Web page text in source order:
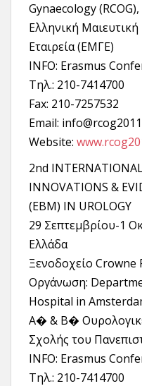
Gynaecology (RCOG),
Ελληνική Μαιευτική
Εταιρεία (ΕΜΓΕ)
INFO: Erasmus
Tηλ.: 210-7414700
Fax: 210-7257532
Email:
Website:
2nd
INNOVATIONS &
(EBM) IN UROLOGY
29 Σεπτεμβρίου-1
Ελλάδα
Ξενοδοχείο Crowne
Οργάνωση:
Hospital in
A� & B�
Σχολής του
INFO: Erasmus
Tηλ.: 210-7414700